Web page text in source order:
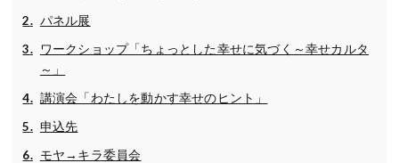
パネル展
ワークショップ「ちょっとした幸せに気づく～幸せカルタ
～」
講演会「わたしを動かす幸せのヒント」
申込先
モヤ→キラ委員会